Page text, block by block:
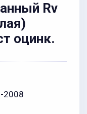
Rv
оцинк.
2008